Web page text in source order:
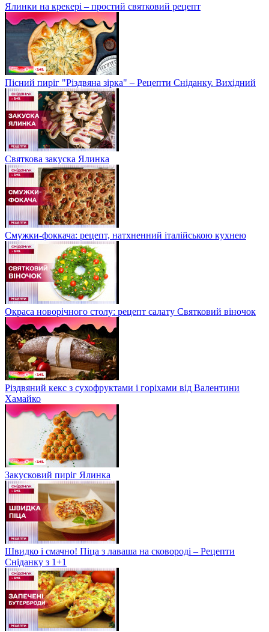
Ялинки на крекері – простий святковий рецепт
Пісний пиріг "Різдвяна зірка" – Рецепти Сніданку. Вихідний
Святкова закуска Ялинка
Смужки-фоккача: рецепт, натхненний італійською кухнею
Окраса новорічного столу: рецепт салату Святковий віночок
Різдвяний кекс з сухофруктами і горіхами від Валентини
Хамайко
Закусковий пиріг Ялинка
Швидко і смачно! Піца з лаваша на сковороді – Рецепти
Сніданку з 1+1